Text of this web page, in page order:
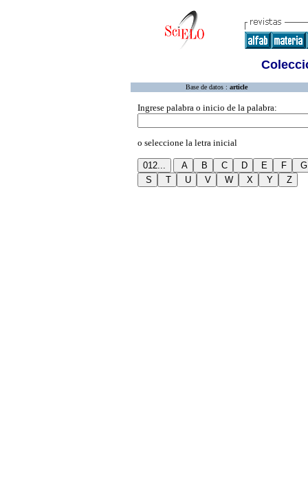
Base de datos : article
Ingrese palabra o inicio de la palabra:
o seleccione la letra inicial